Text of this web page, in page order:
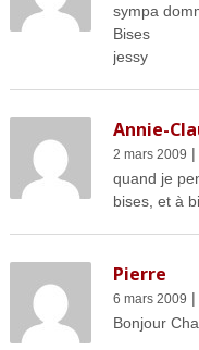
sympa
Bises
jessy
Annie-
2 mars 2009 |
quand je
bises, et à
Pierre
6 mars 2009 |
Bonjour